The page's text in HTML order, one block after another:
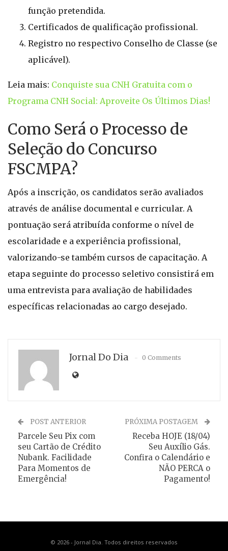
função pretendida.
Certificados de qualificação profissional.
Registro no respectivo Conselho de Classe (se
aplicável).
Leia mais: Conquiste sua CNH Gratuita com o
Programa CNH Social: Aproveite Os Últimos Dias!
Como Será o Processo de
Seleção do Concurso
FSCMPA?
Após a inscrição, os candidatos serão avaliados
através de análise documental e curricular. A
pontuação será atribuída conforme o nível de
escolaridade e a experiência profissional,
valorizando-se também cursos de capacitação. A
etapa seguinte do processo seletivo consistirá em
uma entrevista para avaliação de habilidades
específicas relacionadas ao cargo desejado.
Jornal Do Dia 0 Comments
POST ANTERIOR
Parcele Seu Pix com
seu Cartão de Crédito
Nubank. Facilidade
Para Momentos de
Emergência!
PRÓXIMA POSTAGEM
Receba HOJE (18/04)
Seu Auxílio Gás.
Confira o Calendário e
NÃO PERCA o
Pagamento!
© 2026 - Jornal Dia. Todos direitos reservados